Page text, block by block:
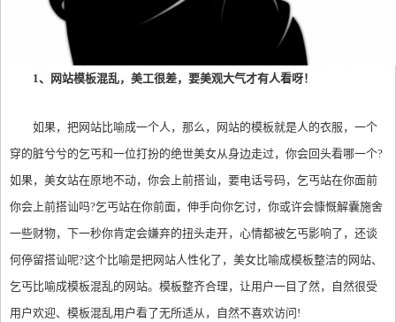
1、网站模板混乱，美工很差，要美观大气才有人看呀！
如果，把网站比喻成一个人，那么，网站的模板就是人的衣服，一个
穿的脏兮兮的乞丐和一位打扮的绝世美女从身边走过，你会回头看哪一个?
如果，美女站在原地不动，你会上前搭讪，要电话号码，乞丐站在你面前
你会上前搭讪吗?乞丐站在你前面，伸手向你乞讨，你或许会慷慨解囊施舍
一些财物，下一秒你肯定会嫌弃的扭头走开，心情都被乞丐影响了，还谈
何停留搭讪呢?这个比喻是把网站人性化了，美女比喻成模板整洁的网站、
乞丐比喻成模板混乱的网站。模板整齐合理，让用户一目了然，自然很受
用户欢迎、模板混乱用户看了无所适从，自然不喜欢访问!